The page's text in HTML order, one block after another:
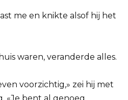
me en knikte alsof hij het
waren, veranderde alles.
voorzichtig,» zei hij met